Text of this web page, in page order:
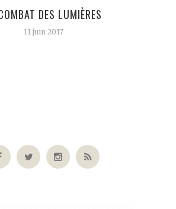
DES LUMIÈRES
11 juin 2017